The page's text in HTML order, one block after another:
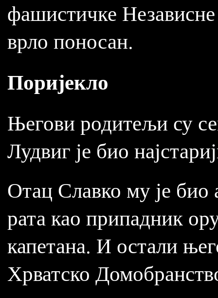
фашистичке
врло поносан.
Поријекло
Његови родитељи су
Лудвиг је био
Отац Славко му је био
рата као припадник
капетана. И остали
Хрватско